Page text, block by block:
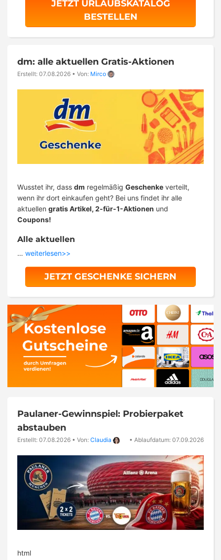
JETZT URLAUBSKATALOG
BESTELLEN
dm: alle aktuellen Gratis-Aktionen
Erstellt: 07.08.2026 • Von: Mirco
Wusstet ihr, dass dm regelmäßig Geschenke verteilt,
wenn ihr dort einkaufen geht? Bei uns findet ihr alle
aktuellen gratis Artikel, 2-für-1-Aktionen und
Coupons!
Alle aktuellen
… weiterlesen>>
JETZT GESCHENKE SICHERN
Paulaner-Gewinnspiel: Probierpaket
abstauben
Erstellt: 07.08.2026 • Von: Claudia • Ablaufdatum: 07.09.2026
html